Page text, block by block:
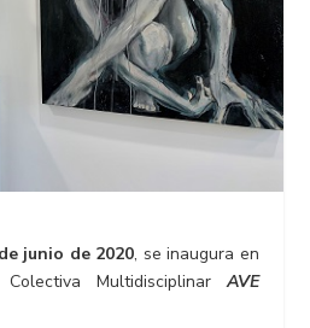
de junio de2020, se inaugura en
MultidisciplinarAVE